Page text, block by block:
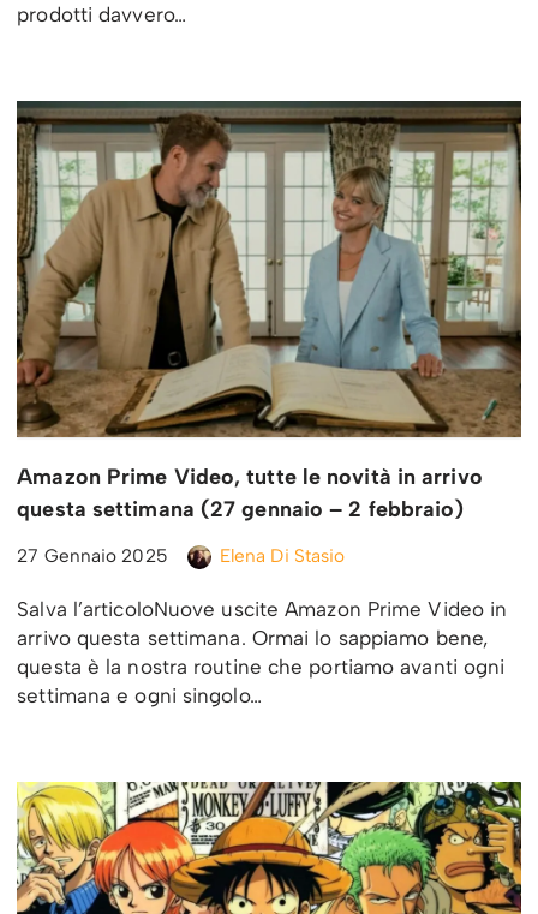
prodotti davvero…
Amazon Prime Video, tutte le novità in arrivo
questa settimana (27 gennaio – 2 febbraio)
27 Gennaio 2025 Elena Di Stasio
Salva l’articoloNuove uscite Amazon Prime Video in
arrivo questa settimana. Ormai lo sappiamo bene,
questa è la nostra routine che portiamo avanti ogni
settimana e ogni singolo…